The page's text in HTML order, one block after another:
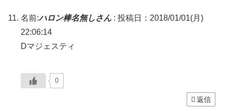
名前:ハロン棒名無しさん : 投稿日：2018/01/01(月)
22:06:14
Dマジェスティ
0
返信